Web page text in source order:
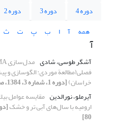
دوره 4
دوره 3 دوره 2
همه
آ ا ب پ ت ث
آ
آشگر طوسی، شادی
فصلی(مطالعة موردی:‌ الگوسازی و
خراسان)[دوره 1، شماره 3، 1384، صفحه 41-53]
آیرملو، نورالدین مقایسه عوامل
ارومیه با سال‌های آبی تر و خشک
80]